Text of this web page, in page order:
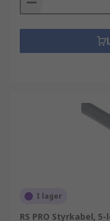
I lager
RS PRO Styrkabel,